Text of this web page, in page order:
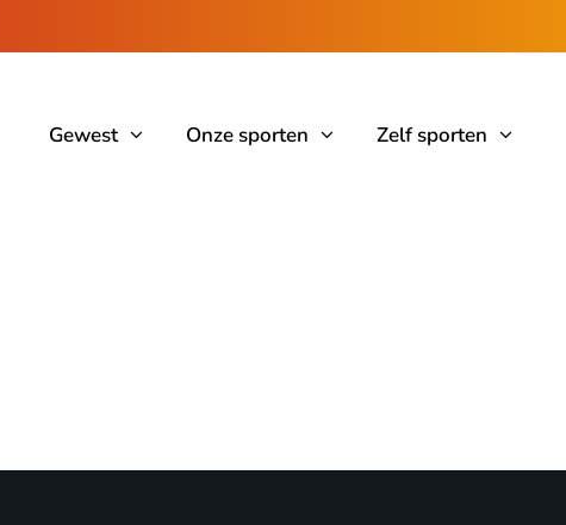
Gewest Onze sporten Zelf sporten